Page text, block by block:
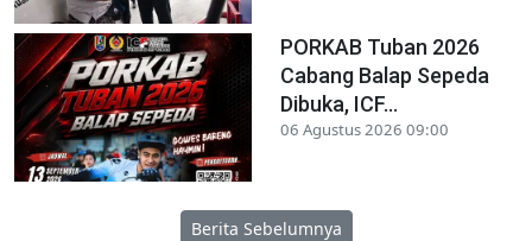
PORKAB Tuban 2026
Cabang Balap Sepeda
Dibuka, ICF...
06 Agustus 2026 09:00
Berita Sebelumnya